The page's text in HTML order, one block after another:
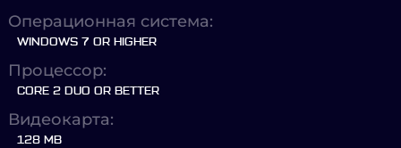
Операционная система:
WINDOWS 7 OR HIGHER
Процессор:
CORE 2 DUO OR BETTER
Видеокарта:
128 MB